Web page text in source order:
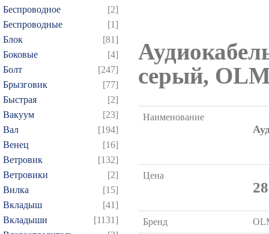
Беспроводное
[2]
Беспроводные
[1]
Блок
[81]
Боковые
[4]
Болт
[247]
Брызговик
[77]
Быстрая
[2]
Вакуум
[23]
Вал
[194]
Венец
[16]
Ветровик
[132]
Ветровики
[2]
Вилка
[15]
Вкладыш
[41]
Вкладыши
[1131]
серый,
Наименование
Цена
Бренд